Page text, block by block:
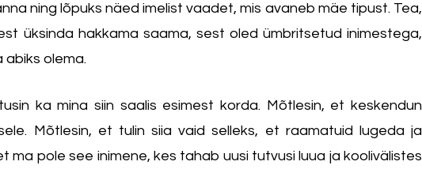
ning lõpuks näed imelist vaadet, mis avaneb mäe tipust. Tea,
üksinda hakkama saama, sest oled ümbritsetud inimestega,
abiks olema.
ka mina siin saalis esimest korda. Mõtlesin, et keskendun
Mõtlesin, et tulin siia vaid selleks, et raamatuid lugeda ja
ma pole see inimene, kes tahab uusi tutvusi luua ja koolivälistes